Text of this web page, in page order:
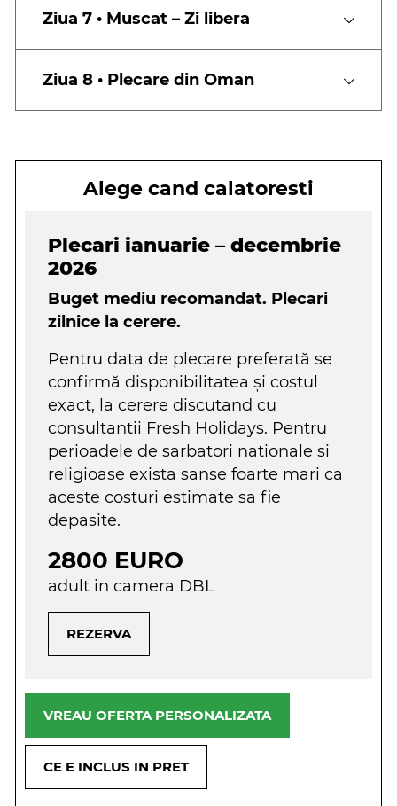
Ziua 7 • Muscat – Zi libera
Ziua 8 • Plecare din Oman
Alege cand calatoresti
Plecari ianuarie – decembrie
2026
Buget mediu recomandat. Plecari
zilnice la cerere.
Pentru data de plecare preferată se
confirmă disponibilitatea şi costul
exact, la cerere discutand cu
consultantii Fresh Holidays. Pentru
perioadele de sarbatori nationale si
religioase exista sanse foarte mari ca
aceste costuri estimate sa fie
depasite.
2800 EURO
adult in camera DBL
REZERVA
VREAU OFERTA PERSONALIZATA
CE E INCLUS IN PRET